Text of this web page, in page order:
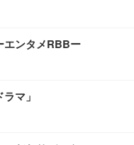
エンタメRBBー
マ」